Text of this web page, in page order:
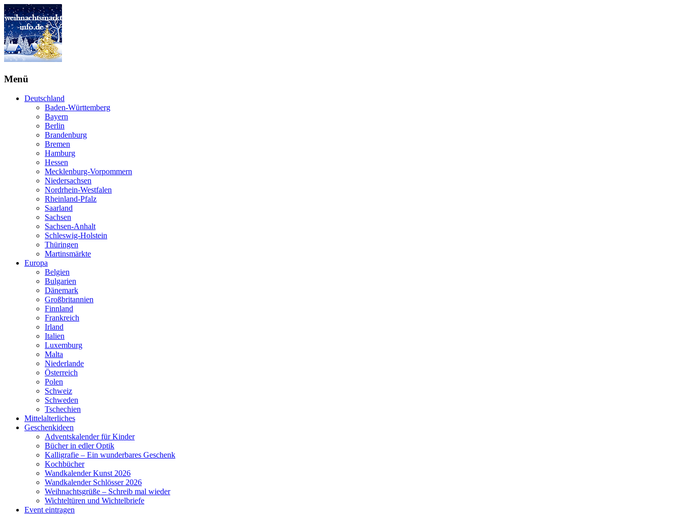
Menü
Deutschland
Baden-Württemberg
Bayern
Berlin
Brandenburg
Bremen
Hamburg
Hessen
Mecklenburg-Vorpommern
Niedersachsen
Nordrhein-Westfalen
Rheinland-Pfalz
Saarland
Sachsen
Sachsen-Anhalt
Schleswig-Holstein
Thüringen
Martinsmärkte
Europa
Belgien
Bulgarien
Dänemark
Großbritannien
Finnland
Frankreich
Irland
Italien
Luxemburg
Malta
Niederlande
Österreich
Polen
Schweiz
Schweden
Tschechien
Mittelalterliches
Geschenkideen
Adventskalender für Kinder
Bücher in edler Optik
Kalligrafie – Ein wunderbares Geschenk
Kochbücher
Wandkalender Kunst 2026
Wandkalender Schlösser 2026
Weihnachtsgrüße – Schreib mal wieder
Wichteltüren und Wichtelbriefe
Event eintragen